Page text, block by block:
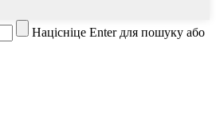
Націсніце Enter для пошуку або